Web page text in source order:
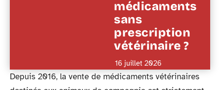
médicaments
sans
prescription
vétérinaire ?
16 juillet 2026
Depuis 2016, la vente de médicaments vétérinaires